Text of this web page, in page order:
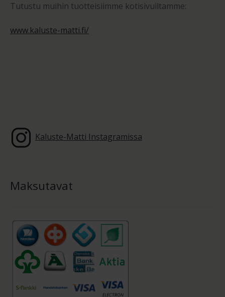
Tutustu muihin tuotteisiimme kotisivuiltamme:
www.kaluste-matti.fi/
Kaluste-Matti Instagramissa
Maksutavat